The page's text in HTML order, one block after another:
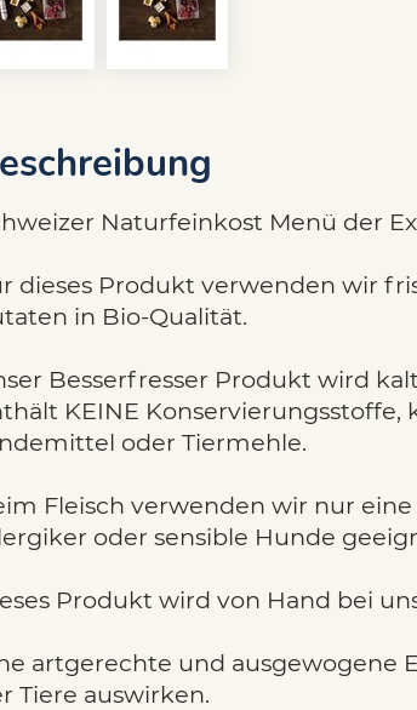
Naturfeinkost Menü der
dieses Produkt verwenden wir
in Bio-Qualität.
Besserfresser Produkt wird
KEINE
oder Tiermehle.
Fleisch verwenden wir nur
oder sensible Hunde
Produkt wird von Hand bei
artgerechte und ausgewogene
Tiere auswirken.